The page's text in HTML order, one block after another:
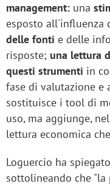
management: una
esposto all'influenza
delle fonti e delle
risposte; una lettura
questi strumenti in
fase di valutazione e
sostituisce i tool di
uso, ma aggiunge,
lettura economica
Loguercio ha
sottolineando che "la